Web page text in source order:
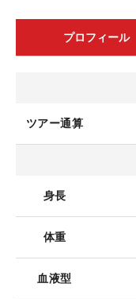
プロフィール
ツアー通算
身長
体重
血液型